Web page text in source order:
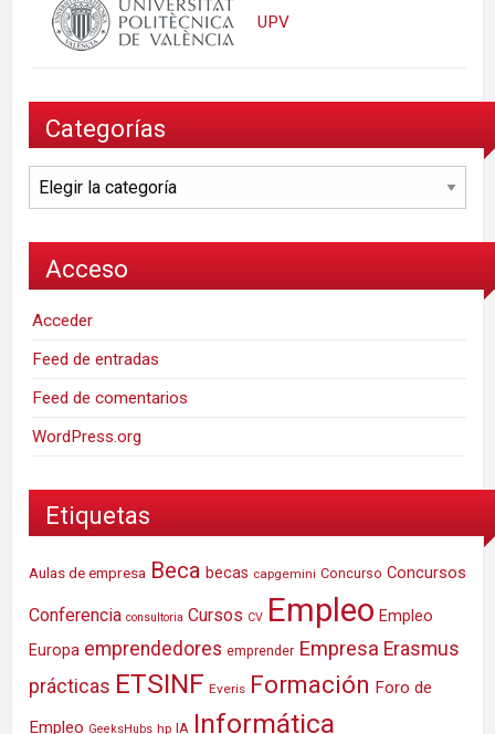
UPV
Categorías
Categorías
Acceso
Acceder
Feed de entradas
Feed de comentarios
WordPress.org
Etiquetas
Aulas de empresa Beca becas capgemini Concurso Concursos
Conferencia consultoria Cursos CV Empleo Empleo
Europa emprendedores emprender Empresa Erasmus
prácticas ETSINF Everis Formación Foro de
Empleo GeeksHubs hp IA Informática